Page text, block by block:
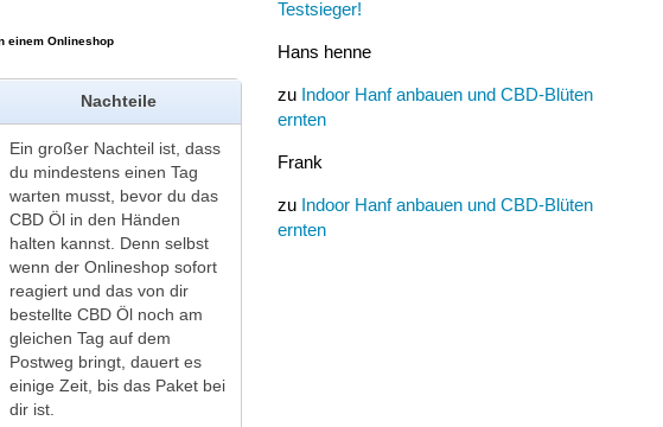
einem Onlineshop
Nachteile
Ein großer Nachteil ist, dass
du mindestens einen Tag
warten musst, bevor du das
CBD Öl in den Händen
halten kannst. Denn selbst
wenn der Onlineshop sofort
reagiert und das von dir
bestellte CBD Öl noch am
gleichen Tag auf dem
Postweg bringt, dauert es
einige Zeit, bis das Paket bei
dir ist.
Testsieger!
Hans henne
zu Indoor Hanf anbauen und CBD-Blüten
ernten
Frank
zu Indoor Hanf anbauen und CBD-Blüten
ernten